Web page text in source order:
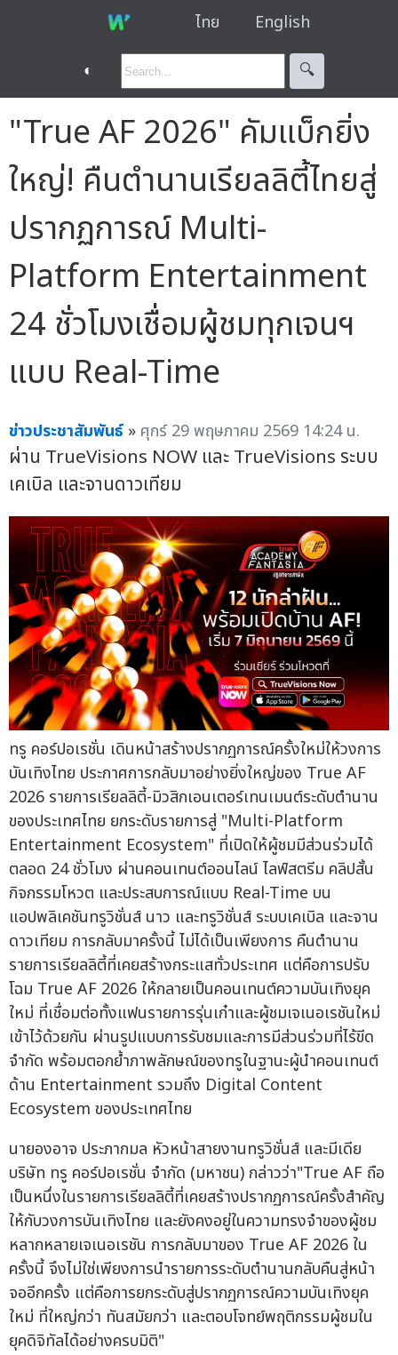
ไทย English
◐ 🔍︎
"True AF 2026" คัมแบ็กยิ่ง
ใหญ่! คืนตำนานเรียลลิตี้ไทยสู่
ปรากฏการณ์ Multi-
Platform Entertainment
24 ชั่วโมงเชื่อมผู้ชมทุกเจนฯ
แบบ Real-Time
ข่าวประชาสัมพันธ์ » ศุกร์ 29 พฤษภาคม 2569 14:24 น.
ผ่าน TrueVisions NOW และ TrueVisions ระบบ
เคเบิล และจานดาวเทียม
ทรู คอร์ปอเรชั่น เดินหน้าสร้างปรากฏการณ์ครั้งใหม่ให้วงการ
บันเทิงไทย ประกาศการกลับมาอย่างยิ่งใหญ่ของ True AF
2026 รายการเรียลลิตี้-มิวสิกเอนเตอร์เทนเมนต์ระดับตำนาน
ของประเทศไทย ยกระดับรายการสู่ "Multi-Platform
Entertainment Ecosystem" ที่เปิดให้ผู้ชมมีส่วนร่วมได้
ตลอด 24 ชั่วโมง ผ่านคอนเทนต์ออนไลน์ ไลฟ์สตรีม คลิปสั้น
กิจกรรมโหวต และประสบการณ์แบบ Real-Time บน
แอปพลิเคชันทรูวิชั่นส์ นาว และทรูวิชั่นส์ ระบบเคเบิล และจาน
ดาวเทียม การกลับมาครั้งนี้ ไม่ได้เป็นเพียงการ คืนตำนาน
รายการเรียลลิตี้ที่เคยสร้างกระแสทั่วประเทศ แต่คือการปรับ
โฉม True AF 2026 ให้กลายเป็นคอนเทนต์ความบันเทิงยุค
ใหม่ ที่เชื่อมต่อทั้งแฟนรายการรุ่นเก๋าและผู้ชมเจเนอเรชันใหม่
เข้าไว้ด้วยกัน ผ่านรูปแบบการรับชมและการมีส่วนร่วมที่ไร้ขีด
จำกัด พร้อมตอกย้ำภาพลักษณ์ของทรูในฐานะผู้นำคอนเทนต์
ด้าน Entertainment รวมถึง Digital Content
Ecosystem ของประเทศไทย
นายองอาจ ประภากมล หัวหน้าสายงานทรูวิชั่นส์ และมีเดีย
บริษัท ทรู คอร์ปอเรชั่น จำกัด (มหาชน) กล่าวว่า"True AF ถือ
เป็นหนึ่งในรายการเรียลลิตี้ที่เคยสร้างปรากฏการณ์ครั้งสำคัญ
ให้กับวงการบันเทิงไทย และยังคงอยู่ในความทรงจำของผู้ชม
หลากหลายเจเนอเรชัน การกลับมาของ True AF 2026 ใน
ครั้งนี้ จึงไม่ใช่เพียงการนำรายการระดับตำนานกลับคืนสู่หน้า
จออีกครั้ง แต่คือการยกระดับสู่ปรากฏการณ์ความบันเทิงยุค
ใหม่ ที่ใหญ่กว่า ทันสมัยกว่า และตอบโจทย์พฤติกรรมผู้ชมใน
ยุคดิจิทัลได้อย่างครบมิติ"